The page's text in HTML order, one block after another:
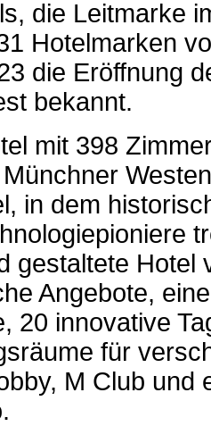
die Leitmarke
Hotelmarken
die Eröffnung
bekannt.
mit 398
in dem
gestaltete Hotel
Angebote,
20 innovative
für
M Club und